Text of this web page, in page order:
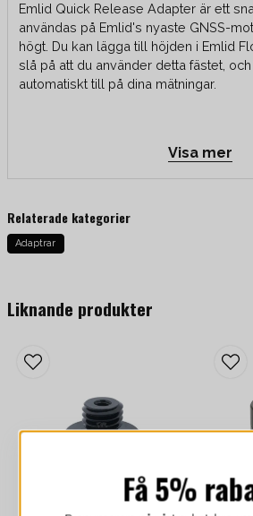
Liknande produkter
Emlid Quick Release Adapter är ett
användas på Emlid's nyaste GNSS-
högt. Du kan lägga till höjden i Emlid
slå på att du använder detta fästet,
automatiskt till på dina mätningar.
Emlid Reach RX2
Emlid Reach RX4 Pro
Emlid Survey Pole
Visa mer
Relaterade kategorier
Adaptrar
Få 5%